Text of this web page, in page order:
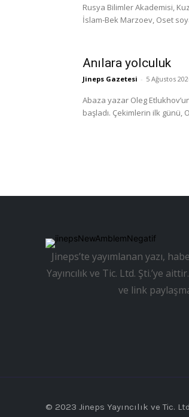
Rusya Bilimler Akademisi,
İslam-Bek Marzoev, Oset
Anılara yolculuk
Jineps Gazetesi - 5 Ağustos
Abaza yazar Oleg
başladı. Çekimlerin ilk günü,
Jineps’te yayımlanan yazı,
Yayıncılık ve Tic. Ltd. Şti.’ye
ve link
© 2023 Jineps Yayıncılık ve Tic.